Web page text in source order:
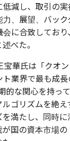
減し、取引の実
、展望、バック
に合致しており
べた。
宝華氏は「クオン
業界で最も成長
的な関心を持って
ゴリズムを絶え
満たし、同時に
国の資本市場の